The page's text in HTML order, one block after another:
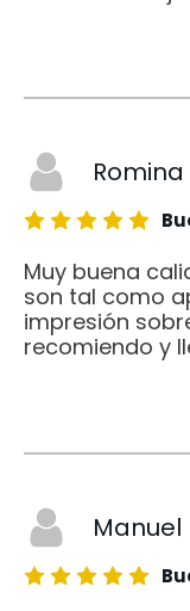
Muy buena
son tal como
impresión
recomiendo y
Manuel